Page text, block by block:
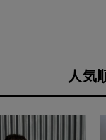
人気